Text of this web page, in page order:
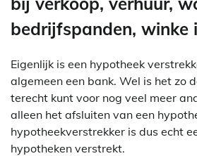
bedrijfspanden, winke
Eigenlijk is een hypotheek
algemeen een bank. Wel is het zo
terecht kunt voor nog veel meer
alleen het afsluiten van een
hypotheekverstrekker is dus echt
hypotheken verstrekt.